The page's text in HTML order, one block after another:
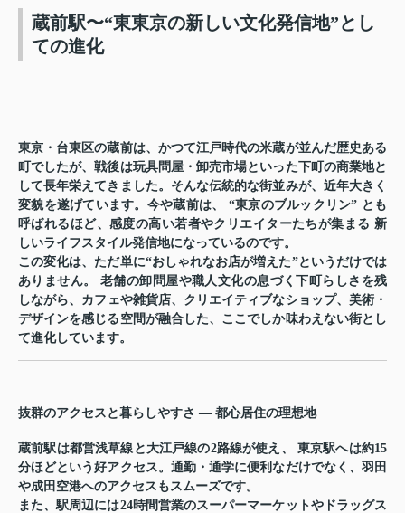
蔵前駅〜“東東京の新しい文化発信地”とし
ての進化
東京・台東区の蔵前は、かつて江戸時代の米蔵が並んだ歴史ある
町でしたが、戦後は玩具問屋・卸売市場といった下町の商業地と
して長年栄えてきました。そんな伝統的な街並みが、近年大きく
変貌を遂げています。今や蔵前は、 “東京のブルックリン” とも
呼ばれるほど、感度の高い若者やクリエイターたちが集まる 新
しいライフスタイル発信地になっているのです。
この変化は、ただ単に“おしゃれなお店が増えた”というだけでは
ありません。 老舗の卸問屋や職人文化の息づく下町らしさを残
しながら、 カフェや雑貨店、クリエイティブなショップ、美術・
デザインを感じる空間が融合した、ここでしか味わえない街とし
て進化しています。
抜群のアクセスと暮らしやすさ — 都心居住の理想地
蔵前駅は都営浅草線と大江戸線の2路線が使え、 東京駅へは約15
分ほどという好アクセス。通勤・通学に便利なだけでなく、羽田
や成田空港へのアクセスもスムーズです。
また、駅周辺には24時間営業のスーパーマーケットやドラッグス